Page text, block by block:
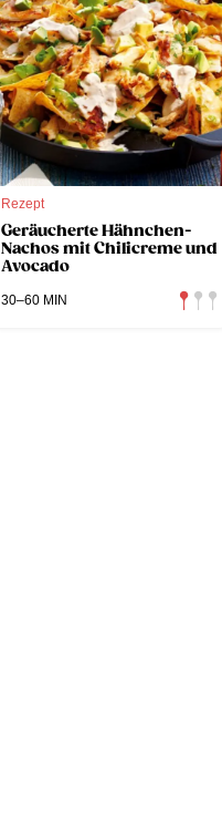
Rezept
Geräucherte Hähnchen-
Nachos mit Chilicreme und
Avocado
30–60 MIN